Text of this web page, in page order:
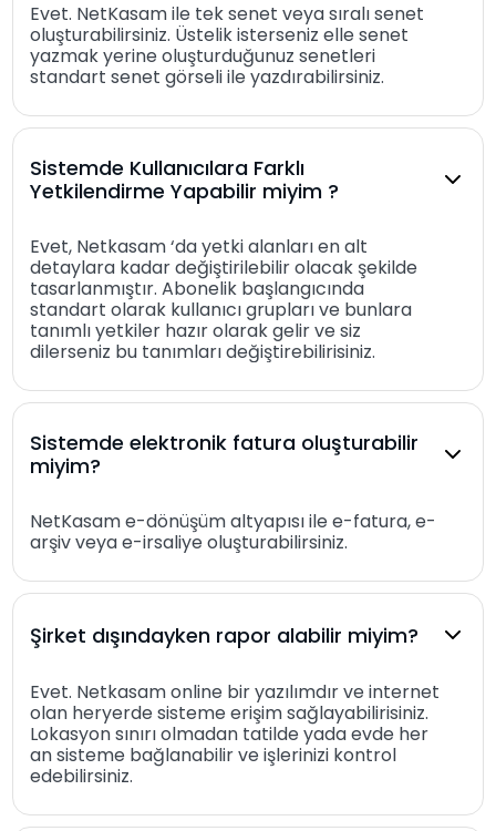
Evet. NetKasam ile tek senet veya sıralı senet
oluşturabilirsiniz. Üstelik isterseniz elle senet
yazmak yerine oluşturduğunuz senetleri
standart senet görseli ile yazdırabilirsiniz.
Sistemde Kullanıcılara Farklı
Yetkilendirme Yapabilir miyim ?
Evet, Netkasam ‘da yetki alanları en alt
detaylara kadar değiştirilebilir olacak şekilde
tasarlanmıştır. Abonelik başlangıcında
standart olarak kullanıcı grupları ve bunlara
tanımlı yetkiler hazır olarak gelir ve siz
dilerseniz bu tanımları değiştirebilirisiniz.
Sistemde elektronik fatura oluşturabilir
miyim?
NetKasam e-dönüşüm altyapısı ile e-fatura, e-
arşiv veya e-irsaliye oluşturabilirsiniz.
Şirket dışındayken rapor alabilir miyim?
Evet. Netkasam online bir yazılımdır ve internet
olan heryerde sisteme erişim sağlayabilirisiniz.
Lokasyon sınırı olmadan tatilde yada evde her
an sisteme bağlanabilir ve işlerinizi kontrol
edebilirsiniz.